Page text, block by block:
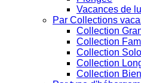
Vacances de
Par Collections
Collection
Collection
Collection Solo
Collection
Collection